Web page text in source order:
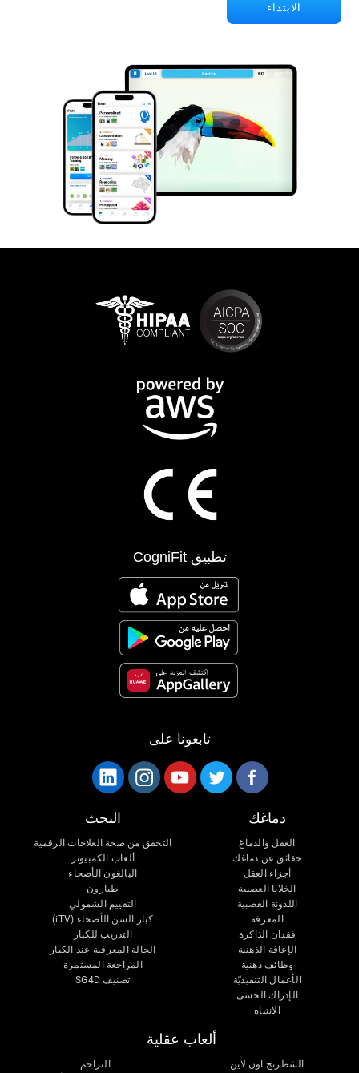
الابتداء
تطبيق CogniFit
تابعونا على
دماغك
العقل والدماغ
حقائق عن دماغك
أجزاء العقل
الخلايا العصبية
اللدونة العصبية
المعرفة
فقدان الذاكرة
الإعاقة الذهنية
وظائف ذهنية
الأعمال التنفيذيّة
الإدراك الحسى
الانتباه
البحث
التحقق من صحة العلاجات الرقمية
ألعاب الكمبيوتر
البالغون الأصحاء
طيارون
التقييم الشمولي
كبار السن الأصحاء (iTV)
التدريب للكبار
الحالة المعرفية عند الكبار
المراجعة المستمرة
تصنيف SG4D
ألعاب عقلية
الشطرنج اون لاين
التزاحم